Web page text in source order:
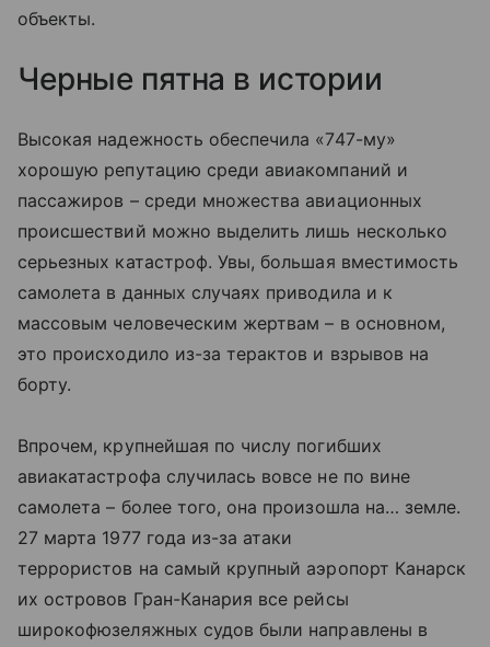
объекты.
Черные пятна в истории
Высокая надежность обеспечила «747-му»
хорошую репутацию среди авиакомпаний и
пассажиров – среди множества авиационных
происшествий можно выделить лишь несколько
серьезных катастроф. Увы, большая вместимость
самолета в данных случаях приводила и к
массовым человеческим жертвам – в основном,
это происходило из-за терактов и взрывов на
борту.
Впрочем, крупнейшая по числу погибших
авиакатастрофа случилась вовсе не по вине
самолета – более того, она произошла на… земле.
27 марта 1977 года из-за атаки
террористов на самый крупный аэропорт Канарск
их островов Гран-Канария все рейсы
широкофюзеляжных судов были направлены в